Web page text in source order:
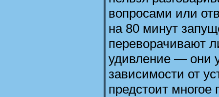
вопросами или
на 80 минут
переворачивают
удивление — они
зависимости от
предстоит